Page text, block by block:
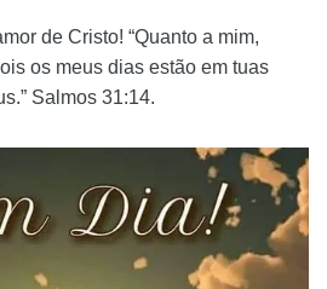
de Cristo! “Quanto a mim,
os meus dias estão em tuas
Salmos 31:14.